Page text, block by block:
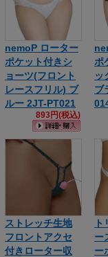
nemoP ローター
ポケット付きシ
ョーツ(フロント
レースフリル) ブ
ルー 2JT-PT021
893円(税込)
ポ
ッ
ブ
ストレッチ生地
フロントアクセ
付きローター収
ー
ー